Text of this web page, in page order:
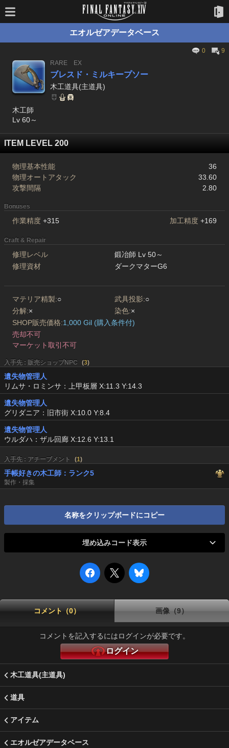
エオルゼアデータベース
0
9
RARE
EX
ブレスド・ミルキープソー
木工道具(主道具)
木工師
Lv 60～
ITEM LEVEL 200
物理基本性能
36
物理オートアタック
33.60
攻撃間隔
2.80
Bonuses
作業精度 +315 加工精度 +169
Craft & Repair
修理レベル
鍛冶師 Lv 50～
修理資材
ダークマターG6
マテリア精製:○ 武具投影:○
分解:× 染色:×
SHOP販売価格:1,000 Gil (購入条件付)
売却不可
マーケット取引不可
入手先 : 販売ショップNPC (3)
遺失物管理人
リムサ・ロミンサ：上甲板層 X:11.3 Y:14.3
遺失物管理人
グリダニア：旧市街 X:10.0 Y:8.4
遺失物管理人
ウルダハ：ザル回廊 X:12.6 Y:13.1
入手先 : アチーブメント (1)
手帳好きの木工師：ランク5
製作・採集
名称をクリップボードにコピー
埋め込みコード表示
コメント（0） 画像（9）
コメントを記入するにはログインが必要です。
ログイン
木工道具(主道具)
道具
アイテム
エオルゼアデータベース